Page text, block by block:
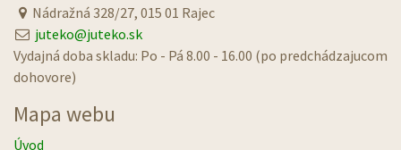
Nádražná 328/27, 015 01 Rajec
juteko@juteko.sk
Vydajná doba skladu: Po - Pá 8.00 - 16.00 (po predchádzajucom
dohovore)
Mapa webu
Úvod